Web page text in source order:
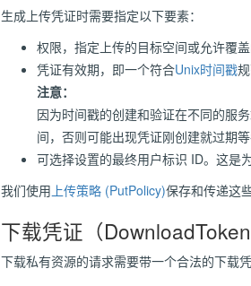
生成上传凭证时需要指定以下要素：
权限，指定上传的目标空间或允许覆盖
凭证有效期，即一个符合Unix时间戳
注意：
因为时间戳的创建和验证在不同的服
间，否则可能出现凭证刚创建就过期等
可选择设置的最终用户标识 ID。这是
我们使用 上传策略 (PutPolicy)保存和传递这
下载凭证（DownloadToken
下载私有资源的请求需要带一个合法的下载